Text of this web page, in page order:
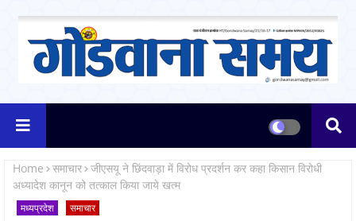
Home समाचार जीएसयू ने छिंदवाड़ा में विरोध प्रदर्शन कर कहा किसान विरोधी
अध्यादेश कानून को तत्काल किया जाये खत्म
मध्यप्रदेश समाचार